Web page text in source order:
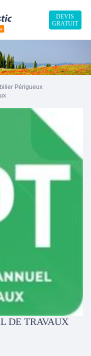
DEVIS
GRATUIT
Périgueux
DE TRAVAUX